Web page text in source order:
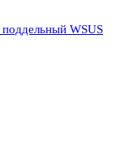
WSUS